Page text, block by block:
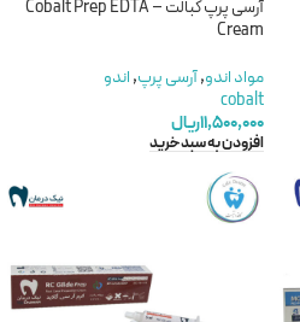
آرسی پرپ کبالت – Cobalt Prep EDTA
Cream
مواد اندو,آرسی پرپ,اندو
cobalt
۱۱,۵۰۰,۰۰۰ریال
افزودن به سبد خرید